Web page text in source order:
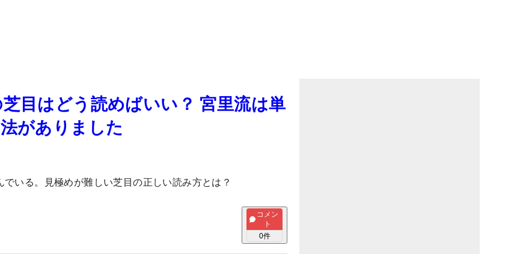
目はどう読めばいい？ 宮里流は単
がありました
いる。見極めが難しい芝目の正しい読み方とは？
コメン
ト
0件